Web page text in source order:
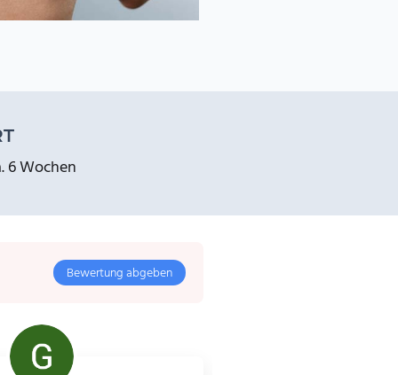
6 Wochen
Bewertung abgeben